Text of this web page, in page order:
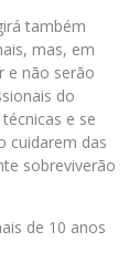
também
mas, em
e não serão
do
e se
cuidarem das
sobreviverão
de 10 anos